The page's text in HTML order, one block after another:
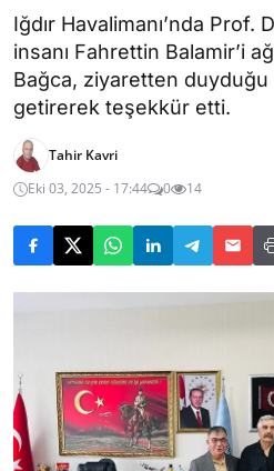
Iğdır Havalimanı’nda Prof.
insanı Fahrettin Balamir’i
Bağca, ziyaretten
getirerek teşekkür etti.
Tahir Kavri
Eki 03, 2025 - 17:44
0 14